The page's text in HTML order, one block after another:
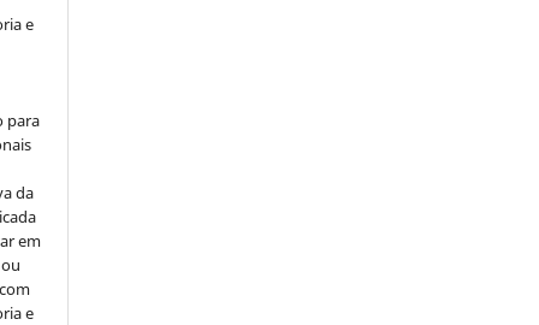
e
para
da
em
e